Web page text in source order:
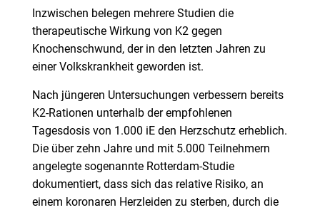
Inzwischen belegen mehrere Studien die
therapeutische Wirkung von K2 gegen
Knochenschwund, der in den letzten Jahren zu
einer Volkskrankheit geworden ist.
Nach jüngeren Untersuchungen verbessern bereits
K2-Rationen unterhalb der empfohlenen
Tagesdosis von 1.000 iE den Herzschutz erheblich.
Die über zehn Jahre und mit 5.000 Teilnehmern
angelegte sogenannte Rotterdam-Studie
dokumentiert, dass sich das relative Risiko, an
einem koronaren Herzleiden zu sterben, durch die